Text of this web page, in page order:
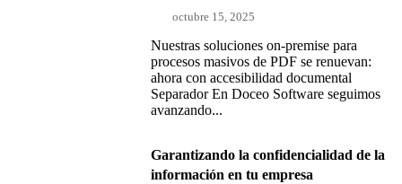
octubre 15, 2025
Nuestras soluciones on-premise para
procesos masivos de PDF se renuevan:
ahora con accesibilidad documental
Separador En Doceo Software seguimos
avanzando...
Garantizando la confidencialidad de la
información en tu empresa